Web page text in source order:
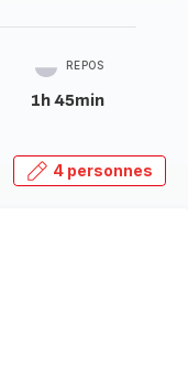
REPOS
1h 45min
4 personnes